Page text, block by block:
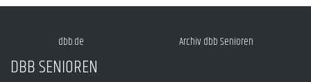
dbb.de Archiv dbb Senioren
DBB SENIOREN